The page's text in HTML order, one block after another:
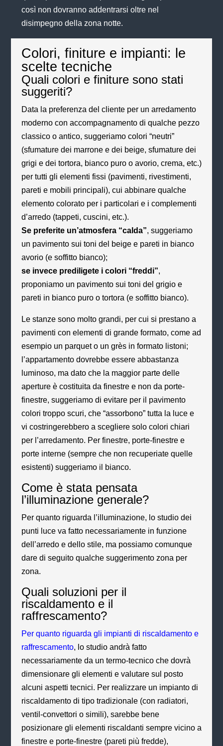
così non dovranno addentrarsi oltre nel
disimpegno della zona notte.
Colori, finiture e impianti: le
scelte tecniche
Quali colori e finiture sono stati
suggeriti?
Data la preferenza del cliente per un arredamento
moderno con accompagnamento di qualche pezzo
classico o antico, suggeriamo colori “neutri”
(sfumature dei marrone e dei beige, sfumature dei
grigi e dei tortora, bianco puro o avorio, crema, etc.)
per tutti gli elementi fissi (pavimenti, rivestimenti,
pareti e mobili principali), cui abbinare qualche
elemento colorato per i particolari e i complementi
d’arredo (tappeti, cuscini, etc.).
Se preferite un’atmosfera “calda”, suggeriamo
un pavimento sui toni del beige e pareti in bianco
avorio (e soffitto bianco);
se invece prediligete i colori “freddi”,
proponiamo un pavimento sui toni del grigio e
pareti in bianco puro o tortora (e soffitto bianco).
Le stanze sono molto grandi, per cui si prestano a
pavimenti con elementi di grande formato, come ad
esempio un parquet o un grès in formato listoni;
l’appartamento dovrebbe essere abbastanza
luminoso, ma dato che la maggior parte delle
aperture è costituita da finestre e non da porte-
finestre, suggeriamo di evitare per il pavimento
colori troppo scuri, che “assorbono” tutta la luce e
vi costringerebbero a scegliere solo colori chiari
per l’arredamento. Per finestre, porte-finestre e
porte interne (sempre che non recuperiate quelle
esistenti) suggeriamo il bianco.
Come è stata pensata
l’illuminazione generale?
Per quanto riguarda l’illuminazione, lo studio dei
punti luce va fatto necessariamente in funzione
dell’arredo e dello stile, ma possiamo comunque
dare di seguito qualche suggerimento zona per
zona.
Quali soluzioni per il
riscaldamento e il
raffrescamento?
Per quanto riguarda gli impianti di riscaldamento e
raffrescamento, lo studio andrà fatto
necessariamente da un termo-tecnico che dovrà
dimensionare gli elementi e valutare sul posto
alcuni aspetti tecnici. Per realizzare un impianto di
riscaldamento di tipo tradizionale (con radiatori,
ventil-convettori o simili), sarebbe bene
posizionare gli elementi riscaldanti sempre vicino a
finestre e porte-finestre (pareti più fredde),